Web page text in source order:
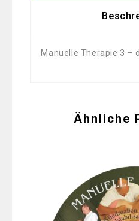
Manuelle Therapie 3 –
Ähnliche